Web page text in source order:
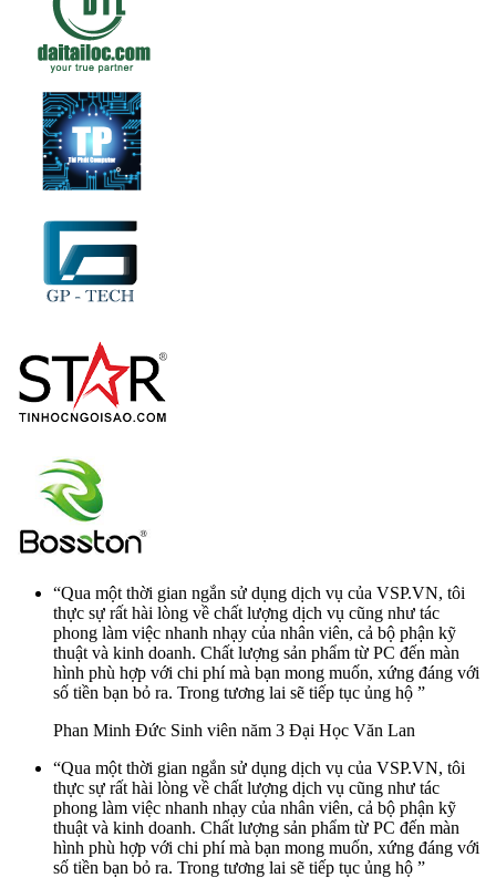
“Qua một thời gian ngắn sử dụng dịch vụ của VSP.VN, tôi
thực sự rất hài lòng về chất lượng dịch vụ cũng như tác
phong làm việc nhanh nhạy của nhân viên, cả bộ phận kỹ
thuật và kinh doanh. Chất lượng sản phẩm từ PC đến màn
hình phù hợp với chi phí mà bạn mong muốn, xứng đáng với
số tiền bạn bỏ ra. Trong tương lai sẽ tiếp tục ủng hộ ”
Phan Minh Đức Sinh viên năm 3 Đại Học Văn Lan
“Qua một thời gian ngắn sử dụng dịch vụ của VSP.VN, tôi
thực sự rất hài lòng về chất lượng dịch vụ cũng như tác
phong làm việc nhanh nhạy của nhân viên, cả bộ phận kỹ
thuật và kinh doanh. Chất lượng sản phẩm từ PC đến màn
hình phù hợp với chi phí mà bạn mong muốn, xứng đáng với
số tiền bạn bỏ ra. Trong tương lai sẽ tiếp tục ủng hộ ”